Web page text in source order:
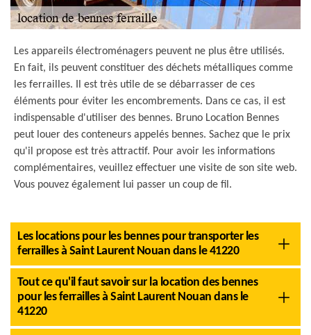
Les appareils électroménagers peuvent ne plus être utilisés.
En fait, ils peuvent constituer des déchets métalliques comme
les ferrailles. Il est très utile de se débarrasser de ces
éléments pour éviter les encombrements. Dans ce cas, il est
indispensable d'utiliser des bennes. Bruno Location Bennes
peut louer des conteneurs appelés bennes. Sachez que le prix
qu'il propose est très attractif. Pour avoir les informations
complémentaires, veuillez effectuer une visite de son site web.
Vous pouvez également lui passer un coup de fil.
Les locations pour les bennes pour transporter les
ferrailles à Saint Laurent Nouan dans le 41220
Tout ce qu'il faut savoir sur la location des bennes
pour les ferrailles à Saint Laurent Nouan dans le
41220